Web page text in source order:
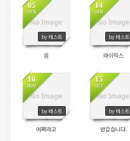
No Image
05
FEB
by 테스트
1775
음
No Image
14
JAN
by 테스트
1749
라이믹스
No Image
10
NOV
by 테스트
1724
어쩌라고
No Image
15
OCT
by 테스트
1817
반갑습니다.